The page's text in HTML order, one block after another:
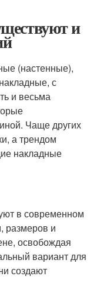
и
(настенные),
с
и весьма
Чаще других
а трендом
накладные
в современном
размеров и
освобождая
вариант для
создают